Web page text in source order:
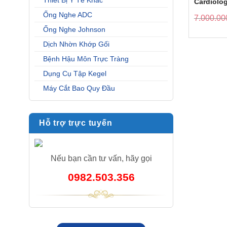
Ống Nghe ADC
Ống Nghe Johnson
Dịch Nhờn Khớp Gối
Bệnh Hậu Môn Trực Tràng
Dụng Cụ Tập Kegel
Máy Cắt Bao Quy Đầu
Hỗ trợ trực tuyến
Nếu bạn cần tư vấn, hãy gọi
0982.503.356